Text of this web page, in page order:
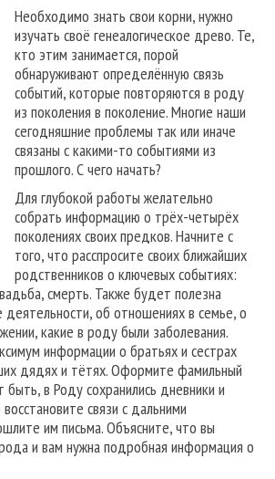
Необходимо знать свои корни, нужно
изучать своё генеалогическое древо. Те,
кто этим занимается, порой
обнаруживают определённую связь
событий, которые повторяются в роду
из поколения в поколение. Многие наши
сегодняшние проблемы так или иначе
связаны с какими-то событиями из
прошлого. С чего начать?
Для глубокой работы желательно
собрать информацию о трёх-четырёх
поколениях своих предков. Начните с
того, что расспросите своих ближайших
родственников о ключевых событиях:
смерть. Также будет полезна
об отношениях в семье, о
какие в роду были заболевания.
информации о братьях и сестрах
дядях и тётях. Оформите фамильный
в Роду сохранились дневники и
связи с дальними
им письма. Объясните, что вы
и вам нужна подробная информация о